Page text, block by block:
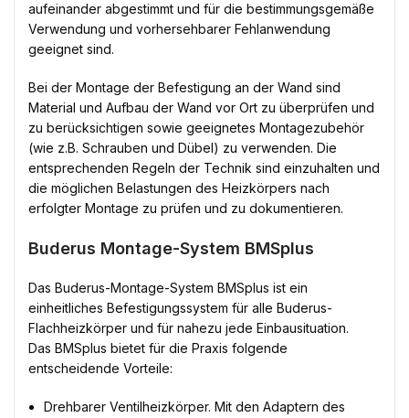
aufeinander abgestimmt und für die bestimmungsgemäße
Verwendung und vorhersehbarer Fehlanwendung
geeignet sind.
Bei der Montage der Befestigung an der Wand sind
Material und Aufbau der Wand vor Ort zu überprüfen und
zu berücksichtigen sowie geeignetes Montagezubehör
(wie z.B. Schrauben und Dübel) zu verwenden. Die
entsprechenden Regeln der Technik sind einzuhalten und
die möglichen Belastungen des Heizkörpers nach
erfolgter Montage zu prüfen und zu dokumentieren.
Buderus Montage-System BMSplus
Das Buderus-Montage-System BMSplus ist ein
einheitliches Befestigungssystem für alle Buderus-
Flachheizkörper und für nahezu jede Einbausituation.
Das BMSplus bietet für die Praxis folgende
entscheidende Vorteile:
Drehbarer Ventilheizkörper. Mit den Adaptern des